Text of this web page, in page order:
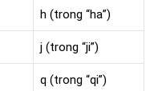
h (trong “ha”)
j (trong “ji”)
q (trong “qi”)